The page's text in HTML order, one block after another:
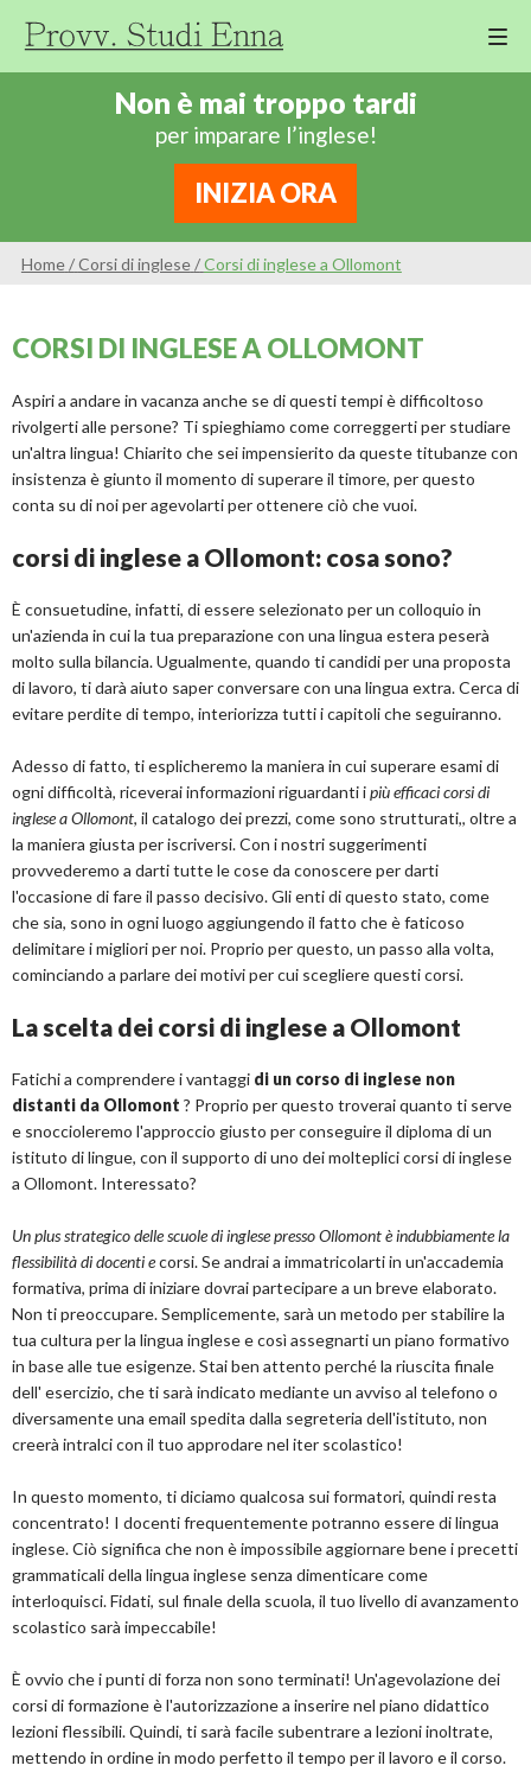
Non è mai troppo tardi
per imparare l’inglese!
INIZIA ORA
Home/Corsi di inglese/Corsi di inglese a Ollomont
CORSI DI INGLESE A OLLOMONT
Aspiri a andare in vacanza anche se di questi tempi è difficoltoso
rivolgerti alle persone? Ti spieghiamo come correggerti per studiare
un'altra lingua! Chiarito che sei impensierito da queste titubanze con
insistenza è giunto il momento di superare il timore, per questo
conta su di noi per agevolarti per ottenere ciò che vuoi.
corsi di inglese a Ollomont: cosa sono?
È consuetudine, infatti, di essere selezionato per un colloquio in
un'azienda in cui la tua preparazione con una lingua estera peserà
molto sulla bilancia. Ugualmente, quando ti candidi per una proposta
di lavoro, ti darà aiuto saper conversare con una lingua extra. Cerca di
evitare perdite di tempo, interiorizza tutti i capitoli che seguiranno.
Adesso di fatto, ti esplicheremo la maniera in cui superare esami di
ogni difficoltà, riceverai informazioni riguardanti ipiù efficaci corsi di
inglese a Ollomont, il catalogo dei prezzi, come sono strutturati,, oltre a
la maniera giusta per iscriversi. Con i nostri suggerimenti
provvederemo a darti tutte le cose da conoscere per darti
l'occasione di fare il passo decisivo. Gli enti di questo stato, come
che sia, sono in ogni luogo aggiungendo il fatto che è faticoso
delimitare i migliori per noi. Proprio per questo, un passo alla volta,
cominciando a parlare dei motivi per cui scegliere questi corsi.
La scelta dei corsi di inglese a Ollomont
Fatichi a comprendere i vantaggi di un corso di inglese non
distanti da Ollomont ? Proprio per questo troverai quanto ti serve
e snoccioleremo l'approccio giusto per conseguire il diploma di un
istituto di lingue, con il supporto di uno dei molteplici corsi di inglese
a Ollomont. Interessato?
Un plus strategico delle scuole di inglese presso Ollomont è indubbiamente la
flessibilità di docenti ecorsi. Se andrai a immatricolarti in un'accademia
formativa, prima di iniziare dovrai partecipare a un breve elaborato.
Non ti preoccupare. Semplicemente, sarà un metodo per stabilire la
tua cultura per la lingua inglese e così assegnarti un piano formativo
in base alle tue esigenze. Stai ben attento perché la riuscita finale
dell' esercizio, che ti sarà indicato mediante un avviso al telefono o
diversamente una email spedita dalla segreteria dell'istituto, non
creerà intralci con il tuo approdare nel iter scolastico!
In questo momento, ti diciamo qualcosa sui formatori, quindi resta
concentrato! I docenti frequentemente potranno essere di lingua
inglese. Ciò significa che non è impossibile aggiornare bene i precetti
grammaticali della lingua inglese senza dimenticare come
interloquisci. Fidati, sul finale della scuola, il tuo livello di avanzamento
scolastico sarà impeccabile!
È ovvio che i punti di forza non sono terminati! Un'agevolazione dei
corsi di formazione è l'autorizzazione a inserire nel piano didattico
lezioni flessibili. Quindi, ti sarà facile subentrare a lezioni inoltrate,
mettendo in ordine in modo perfetto il tempo per il lavoro e il corso.